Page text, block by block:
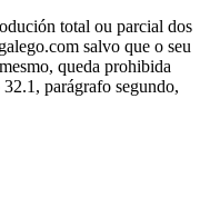
total ou parcial dos
salvo que o seu
queda prohibida
parágrafo segundo,